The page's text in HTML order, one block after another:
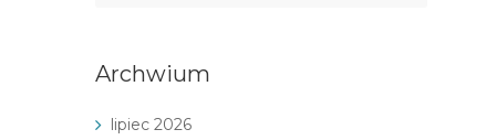
Archwium
lipiec 2026